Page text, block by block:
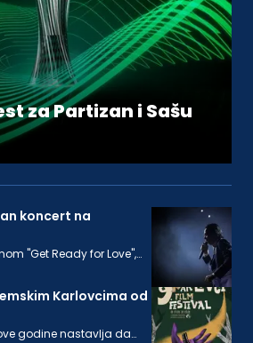
za Partizan i Sašu
koncert na
"Get Ready for Love",
numera sa poslednjeg
Karlovcima od
godine nastavlja da